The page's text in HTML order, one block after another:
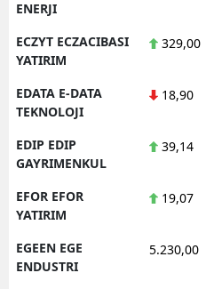
ENERJI
ECZYT ECZACIBASI
YATIRIM
329,00
EDATA E-DATA
TEKNOLOJI
18,90
EDIP EDIP
GAYRIMENKUL
39,14
EFOR EFOR
YATIRIM
19,07
EGEEN EGE
ENDUSTRI
5.230,00